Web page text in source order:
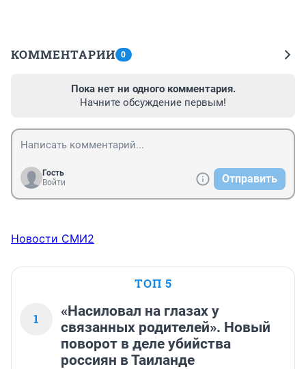
КОММЕНТАРИИ 0
Пока нет ни одного комментария.
Начните обсуждение первым!
Гость
Войти
Отправить
Новости СМИ2
ТОП 5
1
«Насиловал на глазах у
связанных родителей». Новый
поворот в деле убийства
россиян в Таиланде